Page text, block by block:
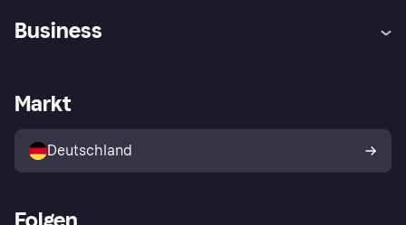
Klarna App
Shops entdecken
Käuferschutzrichtlinie
Dein Widerrufsrecht
Business
Händlerportal
Markt
Deutschland